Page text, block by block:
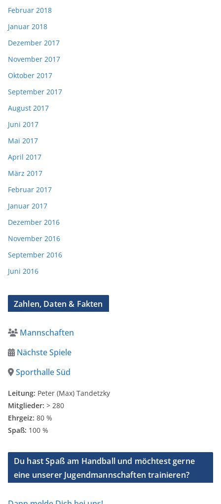
Februar 2018
Januar 2018
Dezember 2017
November 2017
Oktober 2017
September 2017
August 2017
Juni 2017
Mai 2017
April 2017
März 2017
Februar 2017
Januar 2017
Dezember 2016
November 2016
September 2016
Juni 2016
Zahlen, Daten & Fakten
Mannschaften
Nächste Spiele
Sporthalle Süd
Leitung: Peter (Max) Tandetzky
Mitglieder: > 280
Ehrgeiz: 80 %
Spaß: 100 %
Du hast Spaß am Handball und möchtest gerne
eine unserer Jugendmannschaften trainieren?